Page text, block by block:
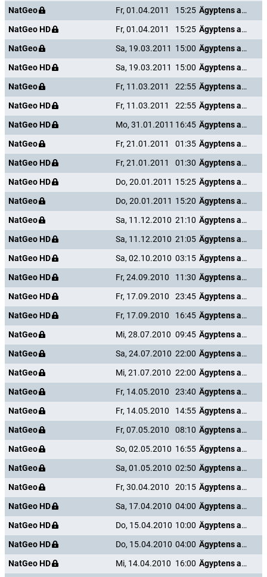
NatGeo
Fr, 01.04.2011 15:25
Ägyptens antike Unterwelt
NatGeo HD
Fr, 01.04.2011 15:25
Ägyptens antike Unterwelt
NatGeo
Sa, 19.03.2011 15:00
Ägyptens antike Unterwelt
NatGeo HD
Sa, 19.03.2011 15:00
Ägyptens antike Unterwelt
NatGeo
Fr, 11.03.2011 22:55
Ägyptens antike Unterwelt
NatGeo HD
Fr, 11.03.2011 22:55
Ägyptens antike Unterwelt
NatGeo HD
Mo, 31.01.2011 16:45
Ägyptens antike Unterwelt
NatGeo
Fr, 21.01.2011 01:35
Ägyptens antike Unterwelt
NatGeo HD
Fr, 21.01.2011 01:30
Ägyptens antike Unterwelt
NatGeo HD
Do, 20.01.2011 15:25
Ägyptens antike Unterwelt
NatGeo
Do, 20.01.2011 15:20
Ägyptens antike Unterwelt
NatGeo
Sa, 11.12.2010 21:10
Ägyptens antike Unterwelt
NatGeo HD
Sa, 11.12.2010 21:05
Ägyptens antike Unterwelt
NatGeo HD
Sa, 02.10.2010 03:15
Ägyptens antike Unterwelt
NatGeo HD
Fr, 24.09.2010 11:30
Ägyptens antike Unterwelt
NatGeo HD
Fr, 17.09.2010 23:45
Ägyptens antike Unterwelt
NatGeo HD
Fr, 17.09.2010 16:45
Ägyptens antike Unterwelt
NatGeo
Mi, 28.07.2010 09:45
Ägyptens antike Unterwelt
NatGeo
Sa, 24.07.2010 22:00
Ägyptens antike Unterwelt
NatGeo
Mi, 21.07.2010 22:00
Ägyptens antike Unterwelt
NatGeo
Fr, 14.05.2010 23:40
Ägyptens antike Unterwelt
NatGeo
Fr, 14.05.2010 14:55
Ägyptens antike Unterwelt
NatGeo
Fr, 07.05.2010 08:10
Ägyptens antike Unterwelt
NatGeo
So, 02.05.2010 16:55
Ägyptens antike Unterwelt
NatGeo
Sa, 01.05.2010 02:50
Ägyptens antike Unterwelt
NatGeo
Fr, 30.04.2010 20:15
Ägyptens antike Unterwelt
NatGeo HD
Sa, 17.04.2010 04:00
Ägyptens antike Unterwelt
NatGeo HD
Do, 15.04.2010 10:00
Ägyptens antike Unterwelt
NatGeo HD
Do, 15.04.2010 04:00
Ägyptens antike Unterwelt
NatGeo HD
Mi, 14.04.2010 16:00 Ägyptens antike Unterwelt